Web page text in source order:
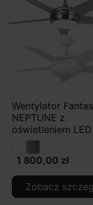
Wentylator
NEPTUNE z
oświetleniem
1 800,00 zł
Zobacz